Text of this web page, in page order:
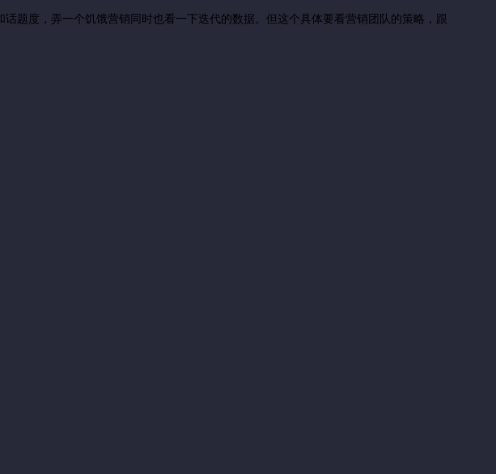
题度，弄一个饥饿营销同时也看一下迭代的数据。但这个具体要看营销团队的策略，跟